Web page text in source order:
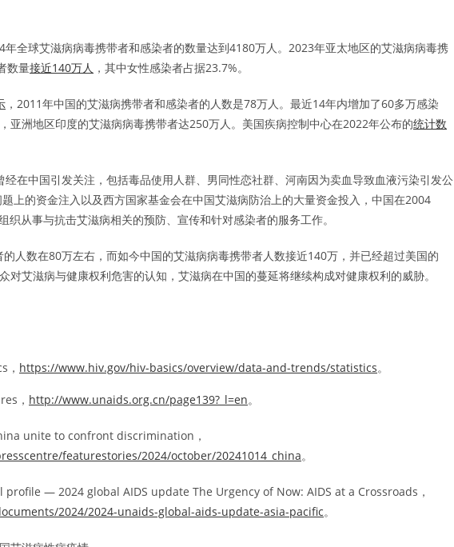
全球艾滋病病毒携带者和感染者的数量达到4180万人。2023年亚太地区的艾滋病病毒携
数量接近140万人 ，其中女性感染者占据23.7%。
，2011年中国的艾滋病携带者和感染者的人数是78万人。最近14年内增加了60多万感染
亚洲地区印度的艾滋病病毒携带者达250万人。美国疾病控制中心在2022年公布的统计数
在中国引发关注，包括毒品使用人群、男同性恋社群、河南因为卖血导致血液污染引发公
上的资金注入以及西方国家基金会在中国艾滋病防治上的大量资金投入，中国在2004
从事与抗击艾滋病相关的预防、宣传和针对感染者的服务工作。
人数在80万左右，而如今中国的艾滋病病毒携带者人数接近140万，并已经超过美国的
对艾滋病与健康权利危害的认知，艾滋病在中国的蔓延将继续构成对健康权利的威胁。
， https://www.hiv.gov/hiv-basics/overview/data-and-trends/statistics。
， http://www.unaids.org.cn/page139?_l=en。
unite to confront discrimination，
featurestories/2024/october/20241014_china。
— 2024 global AIDS update The Urgency of Now: AIDS at a Crossroads，
2024/2024-unaids-global-aids-update-asia-pacific。